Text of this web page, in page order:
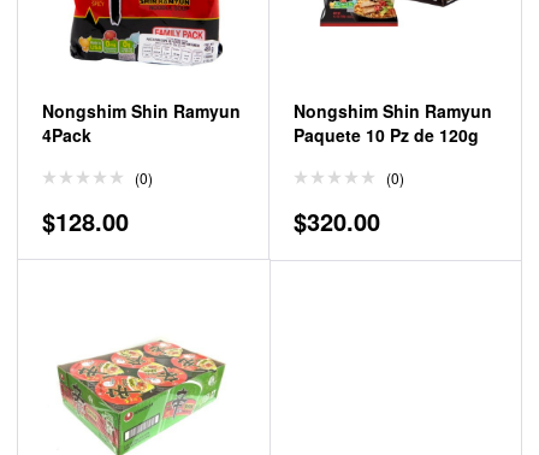
Nongshim Shin Ramyun
4Pack
(0)
$128.00
Nongshim Shin Ramyun
Paquete 10 Pz de 120g
(0)
$320.00